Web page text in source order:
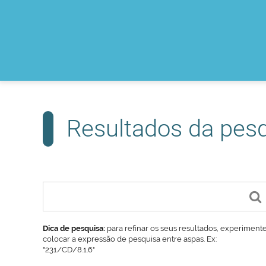
Resultados da
Dica de pesquisa: para refinar os seus resultados,
colocar a expressão de pesquisa entre aspas. Ex:
"231/CD/8.1.6"